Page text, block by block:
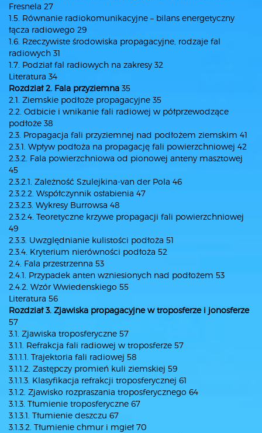
Fresnela 27
1.5. Równanie radiokomunikacyjne – bilans energetyczny
łącza radiowego 29
1.6. Rzeczywiste środowiska propagacyjne, rodzaje fal
radiowych 31
1.7. Podział fal radiowych na zakresy 32
Literatura 34
Rozdział 2. Fala przyziemna 35
2.1. Ziemskie podłoże propagacyjne 35
2.2. Odbicie i wnikanie fali radiowej w półprzewodzące
podłoże 38
2.3. Propagacja fali przyziemnej nad podłożem ziemskim 41
2.3.1. Wpływ podłoża na propagację fali powierzchniowej 42
2.3.2. Fala powierzchniowa od pionowej anteny masztowej
45
2.3.2.1. Zależność Szulejkina-van der Pola 46
2.3.2.2. Współczynnik osłabienia 47
2.3.2.3. Wykresy Burrowsa 48
2.3.2.4. Teoretyczne krzywe propagacji fali powierzchniowej
49
2.3.3. Uwzględnianie kulistości podłoża 51
2.3.4. Kryterium nierówności podłoża 52
2.4. Fala przestrzenna 53
2.4.1. Przypadek anten wzniesionych nad podłożem 53
2.4.2. Wzór Wwiedenskiego 55
Literatura 56
Rozdział 3. Zjawiska propagacyjne w troposferze i jonosferze
57
3.1. Zjawiska troposferyczne 57
3.1.1. Refrakcja fali radiowej w troposferze 57
3.1.1.1. Trajektoria fali radiowej 58
3.1.1.2. Zastępczy promień kuli ziemskiej 59
3.1.1.3. Klasyfikacja refrakcji troposferycznej 61
3.1.2. Zjawisko rozpraszania troposferycznego 64
3.1.3. Tłumienie troposferyczne 67
3.1.3.1. Tłumienie deszczu 67
3.1.3.2. Tłumienie chmur i mgieł 70